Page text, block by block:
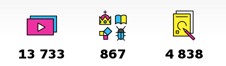
13 733 867 4 838